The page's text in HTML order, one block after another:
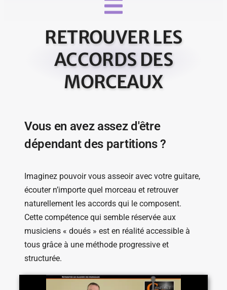
RETROUVER LES
ACCORDS DES
MORCEAUX
Vous en avez assez d'être
dépendant des partitions ?
Imaginez pouvoir vous asseoir avec votre guitare,
écouter n’importe quel morceau et retrouver
naturellement les accords qui le composent.
Cette compétence qui semble réservée aux
musiciens « doués » est en réalité accessible à
tous grâce à une méthode progressive et
structurée.